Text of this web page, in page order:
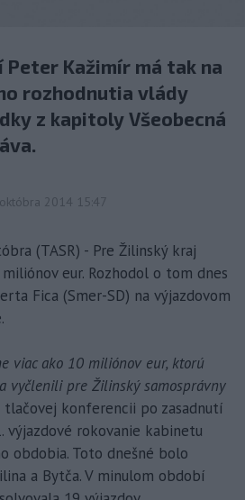
Kažimír má tak na
rozhodnutia vlády
z kapitoly Všeobecná
2014 15:47
(TASR) - Pre Žilinský kraj
eur. Rozhodol o tom dnes
Fica (Smer-SD) na výjazdovom
viac ako 10 miliónov eur, ktorú
vyčlenili pre Žilinský samosprávny
tlačovej konferencii po zasadnutí
výjazdové rokovanie kabinetu
obdobia. Toto dnešné bolo
a Bytča. V minulom období